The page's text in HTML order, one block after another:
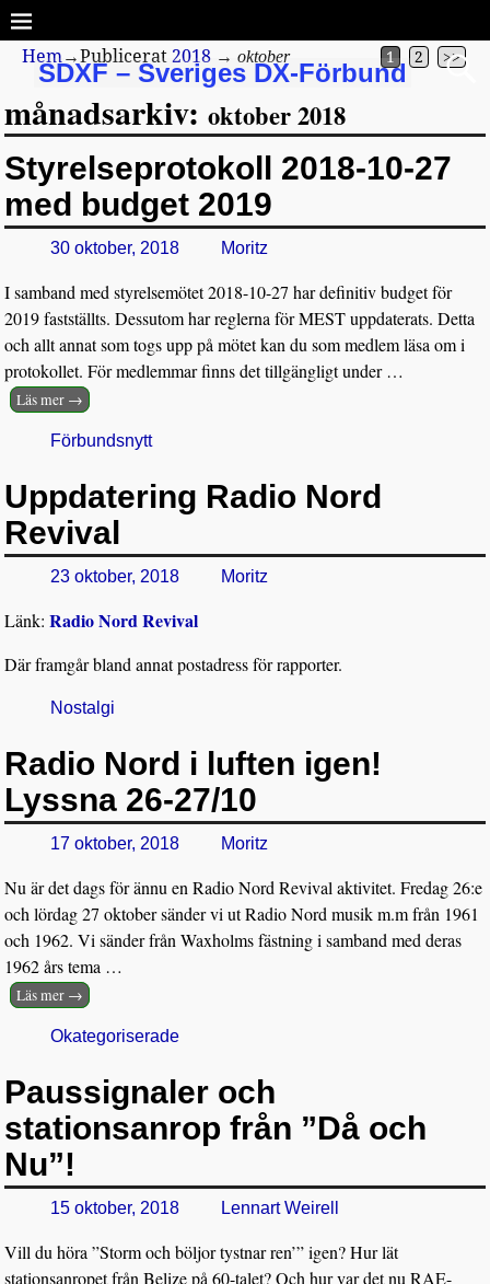
SDXF – Sveriges DX-Förbund
Hem →Publicerat 2018 → oktober 1 2 >>
månadsarkiv:oktober 2018
Styrelseprotokoll 2018-10-27
med budget 2019
30 oktober, 2018 Moritz
I samband med styrelsemötet 2018-10-27 har definitiv budget för
2019 fastställts. Dessutom har reglerna för MEST uppdaterats. Detta
och allt annat som togs upp på mötet kan du som medlem läsa om i
protokollet. För medlemmar finns det tillgängligt under …
Läs mer →
Förbundsnytt
Uppdatering Radio Nord
Revival
23 oktober, 2018 Moritz
Länk:Radio Nord Revival
Där framgår bland annat postadress för rapporter.
Nostalgi
Radio Nord i luften igen!
Lyssna 26-27/10
17 oktober, 2018 Moritz
Nu är det dags för ännu en Radio Nord Revival aktivitet. Fredag 26:e
och lördag 27 oktober sänder vi ut Radio Nord musik m.m från 1961
och 1962. Vi sänder från Waxholms fästning i samband med deras
1962 års tema …
Läs mer →
Okategoriserade
Paussignaler och
stationsanrop från ”Då och
Nu”!
15 oktober, 2018 Lennart Weirell
Vill du höra ”Storm och böljor tystnar ren’” igen? Hur lät
stationsanropet från Belize på 60-talet? Och hur var det nu RAE-